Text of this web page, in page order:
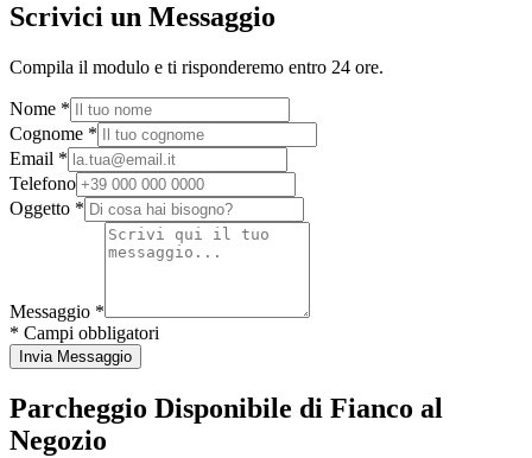
Scrivici un Messaggio
Compila il modulo e ti risponderemo entro 24 ore.
Nome *
Cognome *
Email *
Telefono
Oggetto *
Messaggio *
* Campi obbligatori
Invia Messaggio
Parcheggio Disponibile di Fianco al
Negozio